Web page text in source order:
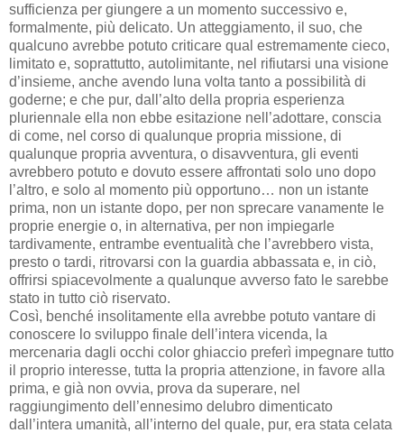
sufficienza per giungere a un momento successivo e,
formalmente, più delicato. Un atteggiamento, il suo, che
qualcuno avrebbe potuto criticare qual estremamente cieco,
limitato e, soprattutto, autolimitante, nel rifiutarsi una visione
d’insieme, anche avendo luna volta tanto a possibilità di
goderne; e che pur, dall’alto della propria esperienza
pluriennale ella non ebbe esitazione nell’adottare, conscia
di come, nel corso di qualunque propria missione, di
qualunque propria avventura, o disavventura, gli eventi
avrebbero potuto e dovuto essere affrontati solo uno dopo
l’altro, e solo al momento più opportuno… non un istante
prima, non un istante dopo, per non sprecare vanamente le
proprie energie o, in alternativa, per non impiegarle
tardivamente, entrambe eventualità che l’avrebbero vista,
presto o tardi, ritrovarsi con la guardia abbassata e, in ciò,
offrirsi spiacevolmente a qualunque avverso fato le sarebbe
stato in tutto ciò riservato.
Così, benché insolitamente ella avrebbe potuto vantare di
conoscere lo sviluppo finale dell’intera vicenda, la
mercenaria dagli occhi color ghiaccio preferì impegnare tutto
il proprio interesse, tutta la propria attenzione, in favore alla
prima, e già non ovvia, prova da superare, nel
raggiungimento dell’ennesimo delubro dimenticato
dall’intera umanità, all’interno del quale, pur, era stata celata